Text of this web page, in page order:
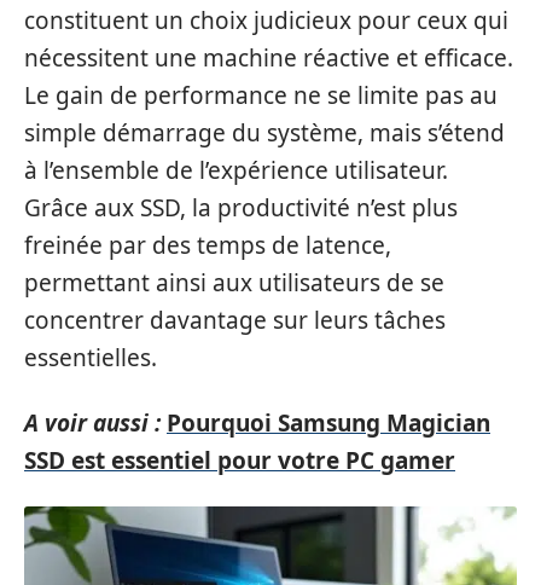
constituent un choix judicieux pour ceux qui
nécessitent une machine réactive et efficace.
Le gain de performance ne se limite pas au
simple démarrage du système, mais s’étend
à l’ensemble de l’expérience utilisateur.
Grâce aux SSD, la productivité n’est plus
freinée par des temps de latence,
permettant ainsi aux utilisateurs de se
concentrer davantage sur leurs tâches
essentielles.
A voir aussi : Pourquoi Samsung Magician
SSD est essentiel pour votre PC gamer